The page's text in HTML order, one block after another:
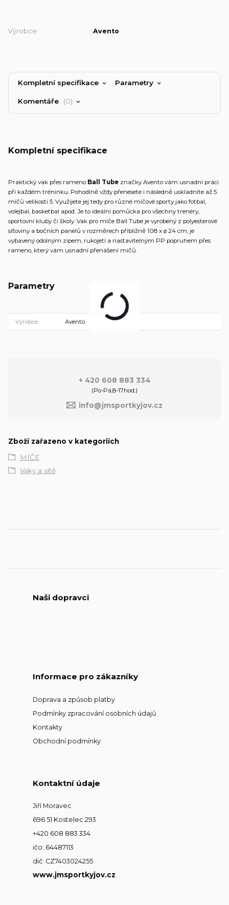
Výrobce: Avento
Kompletní specifikace Parametry
Komentáře 0
Kompletní specifikace
Praktický vak přes rameno Ball Tube značky Avento vám usnadní práci
při každém tréninku. Pohodlně vždy přenesete i následně uskladníte až 5
míčů velikosti 5. Využijete jej tedy pro různé míčové sporty jako fotbal,
volejbal, basketbal apod. Je to ideální pomůcka pro všechny trenéry,
sportovní kluby či školy. Vak pro míče Ball Tube je vyrobený z polyesterové
síťoviny a bočních panelů v rozměrech přibližně 108 x ø 24 cm, je
vybavený odolným zipem, rukojetí a nastavitelným PP popruhem přes
rameno, který vám usnadní přenášení míčů.
Parametry
Výrobce Avento
+ 420 608 883 334
(Po-Pá,8-17hod.)
info@jmsportkyjov.cz
Zboží zařazeno v kategoriích
MÍČE
Vaky a sítě
Naši dopravci
Informace pro zákazníky
Doprava a způsob platby
Podmínky zpracování osobních údajů
Kontakty
Obchodní podmínky
Kontaktní údaje
Jiří Moravec
696 51 Kostelec 293
+420 608 883 334
ičo: 64487113
dič: CZ7403024255
www.jmsportkyjov.cz